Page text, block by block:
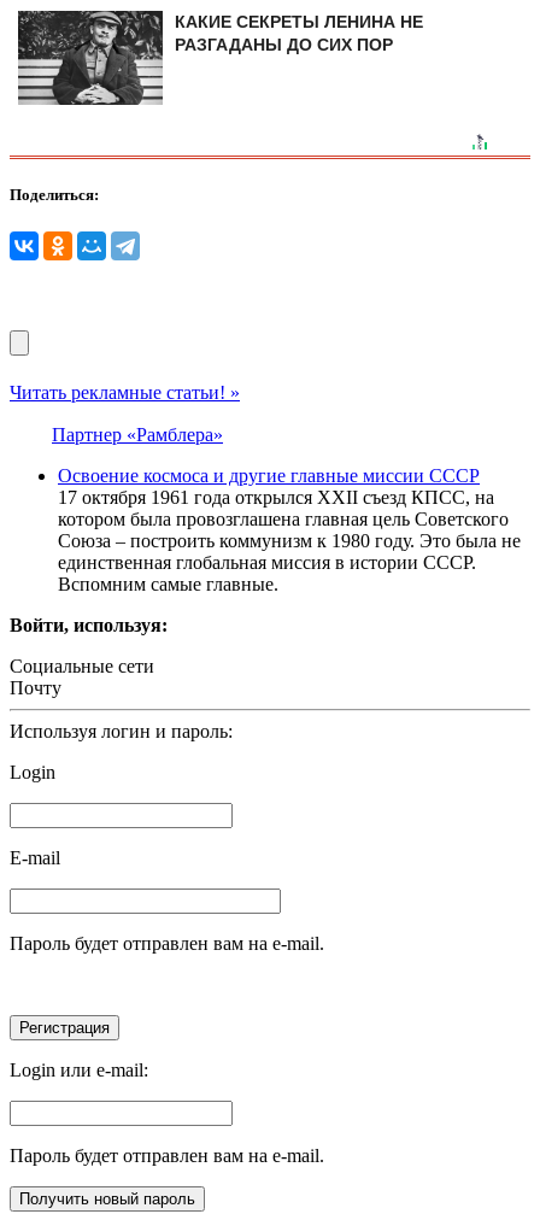
КАКИЕ СЕКРЕТЫ ЛЕНИНА НЕ
РАЗГАДАНЫ ДО СИХ ПОР
Поделиться:
Читать рекламные статьи! »
Партнер «Рамблера»
Освоение космоса и другие главные миссии СССР
17 октября 1961 года открылся XXII съезд КПСС, на
котором была провозглашена главная цель Советского
Союза – построить коммунизм к 1980 году. Это была не
единственная глобальная миссия в истории СССР.
Вспомним самые главные.
Войти, используя:
Социальные сети
Почту
Используя логин и пароль:
Login
E-mail
Пароль будет отправлен вам на e-mail.
Login или e-mail:
Пароль будет отправлен вам на e-mail.